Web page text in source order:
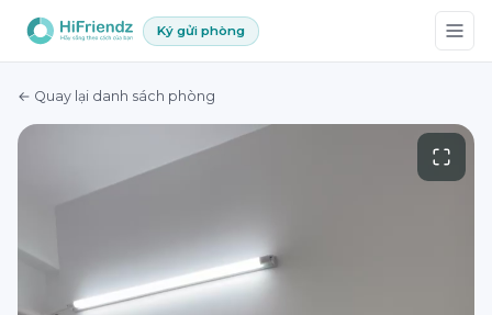
Ký gửi phòng
← Quay lại danh sách phòng